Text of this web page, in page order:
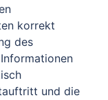
korrekt
des
und die